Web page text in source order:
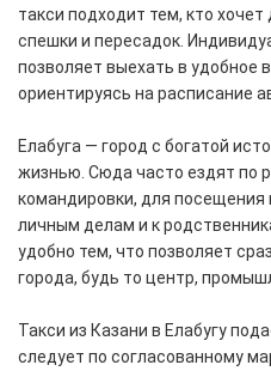
такси подходит тем, кто
спешки и пересадок.
позволяет выехать в удобное
ориентируясь на расписание
Елабуга — город с богатой
жизнью. Сюда часто ездят по
командировки, для посещения
личным делам и к
удобно тем, что позволяет
города, будь то центр,
Такси из Казани в Елабугу
следует по согласованному